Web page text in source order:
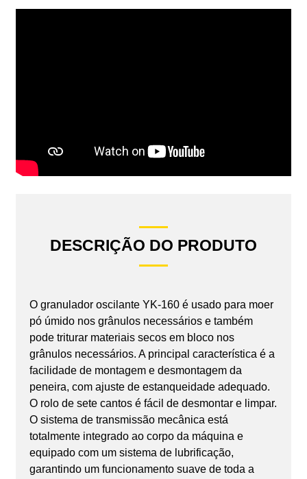
DESCRIÇÃO DO PRODUTO
O granulador oscilante YK-160 é usado para moer
pó úmido nos grânulos necessários e também
pode triturar materiais secos em bloco nos
grânulos necessários. A principal característica é a
facilidade de montagem e desmontagem da
peneira, com ajuste de estanqueidade adequado.
O rolo de sete cantos é fácil de desmontar e limpar.
O sistema de transmissão mecânica está
totalmente integrado ao corpo da máquina e
equipado com um sistema de lubrificação,
garantindo um funcionamento suave de toda a